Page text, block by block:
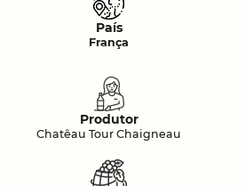
País
França
Produtor
Chatêau Tour Chaigneau